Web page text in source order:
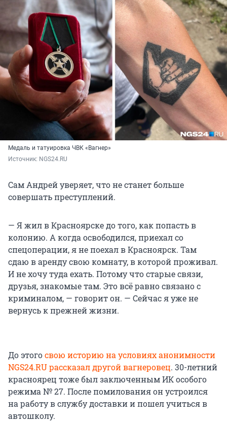
Медаль и татуировка ЧВК «Вагнер»
Источник: NGS24.RU
Сам Андрей уверяет, что не станет больше
совершать преступлений.
— Я жил в Красноярске до того, как попасть в
колонию. А когда освободился, приехал со
спецоперации, я не поехал в Красноярск. Там
сдаю в аренду свою комнату, в которой проживал.
И не хочу туда ехать. Потому что старые связи,
друзья, знакомые там. Это всё равно связано с
криминалом, — говорит он. — Сейчас я уже не
вернусь к прежней жизни.
До этогосвою историю на условиях анонимности
NGS24.RU рассказал другой вагнеровец. 30-летний
красноярец тоже был заключенным ИК особого
режима № 27. После помилования он устроился
на работу в службу доставки и пошел учиться в
автошколу.